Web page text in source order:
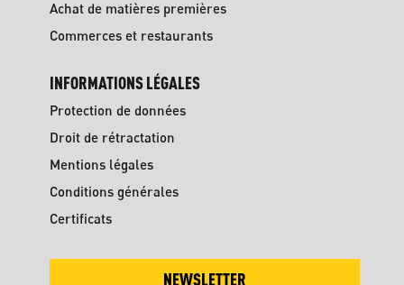
Achat de matières premières
Commerces et restaurants
INFORMATIONS LÉGALES
Protection de données
Droit de rétractation
Mentions légales
Conditions générales
Certificats
NEWSLETTER